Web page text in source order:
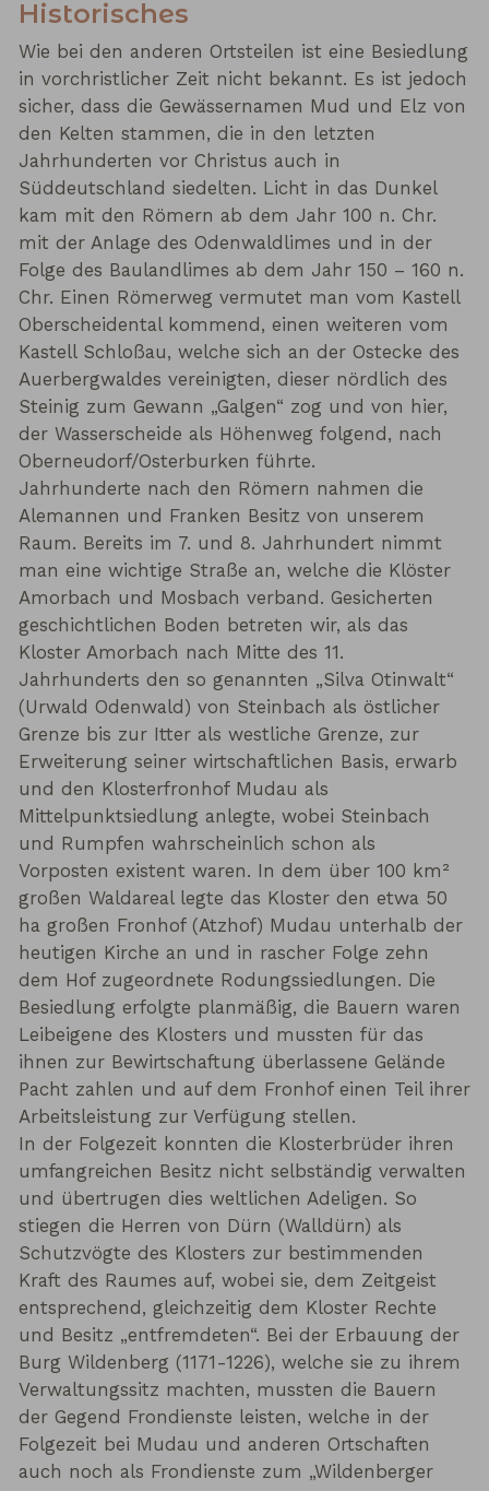
Historisches
Wie bei den anderen Ortsteilen ist eine Besiedlung
in vorchristlicher Zeit nicht bekannt. Es ist jedoch
sicher, dass die Gewässernamen Mud und Elz von
den Kelten stammen, die in den letzten
Jahrhunderten vor Christus auch in
Süddeutschland siedelten. Licht in das Dunkel
kam mit den Römern ab dem Jahr 100 n. Chr.
mit der Anlage des Odenwaldlimes und in der
Folge des Baulandlimes ab dem Jahr 150 – 160 n.
Chr. Einen Römerweg vermutet man vom Kastell
Oberscheidental kommend, einen weiteren vom
Kastell Schloßau, welche sich an der Ostecke des
Auerbergwaldes vereinigten, dieser nördlich des
Steinig zum Gewann „Galgen“ zog und von hier,
der Wasserscheide als Höhenweg folgend, nach
Oberneudorf/Osterburken führte.
Jahrhunderte nach den Römern nahmen die
Alemannen und Franken Besitz von unserem
Raum. Bereits im 7. und 8. Jahrhundert nimmt
man eine wichtige Straße an, welche die Klöster
Amorbach und Mosbach verband. Gesicherten
geschichtlichen Boden betreten wir, als das
Kloster Amorbach nach Mitte des 11.
Jahrhunderts den so genannten „Silva Otinwalt“
(Urwald Odenwald) von Steinbach als östlicher
Grenze bis zur Itter als westliche Grenze, zur
Erweiterung seiner wirtschaftlichen Basis, erwarb
und den Klosterfronhof Mudau als
Mittelpunktsiedlung anlegte, wobei Steinbach
und Rumpfen wahrscheinlich schon als
Vorposten existent waren. In dem über 100 km²
großen Waldareal legte das Kloster den etwa 50
ha großen Fronhof (Atzhof) Mudau unterhalb der
heutigen Kirche an und in rascher Folge zehn
dem Hof zugeordnete Rodungssiedlungen. Die
Besiedlung erfolgte planmäßig, die Bauern waren
Leibeigene des Klosters und mussten für das
ihnen zur Bewirtschaftung überlassene Gelände
Pacht zahlen und auf dem Fronhof einen Teil ihrer
Arbeitsleistung zur Verfügung stellen.
In der Folgezeit konnten die Klosterbrüder ihren
umfangreichen Besitz nicht selbständig verwalten
und übertrugen dies weltlichen Adeligen. So
stiegen die Herren von Dürn (Walldürn) als
Schutzvögte des Klosters zur bestimmenden
Kraft des Raumes auf, wobei sie, dem Zeitgeist
entsprechend, gleichzeitig dem Kloster Rechte
und Besitz „entfremdeten“. Bei der Erbauung der
Burg Wildenberg (1171-1226), welche sie zu ihrem
Verwaltungssitz machten, mussten die Bauern
der Gegend Frondienste leisten, welche in der
Folgezeit bei Mudau und anderen Ortschaften
auch noch als Frondienste zum „Wildenberger